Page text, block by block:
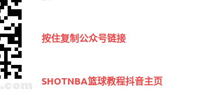
按住复制公众号链接
SHOTNBA篮球教程抖音主页